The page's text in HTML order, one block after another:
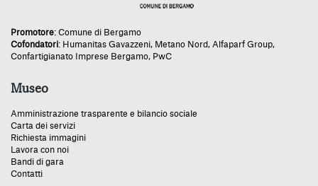
Promotore: Comune di Bergamo
Cofondatori: Humanitas Gavazzeni, Metano Nord, Alfaparf Group,
Confartigianato Imprese Bergamo, PwC
Museo
Amministrazione trasparente e bilancio sociale
Carta dei servizi
Richiesta immagini
Lavora con noi
Bandi di gara
Contatti